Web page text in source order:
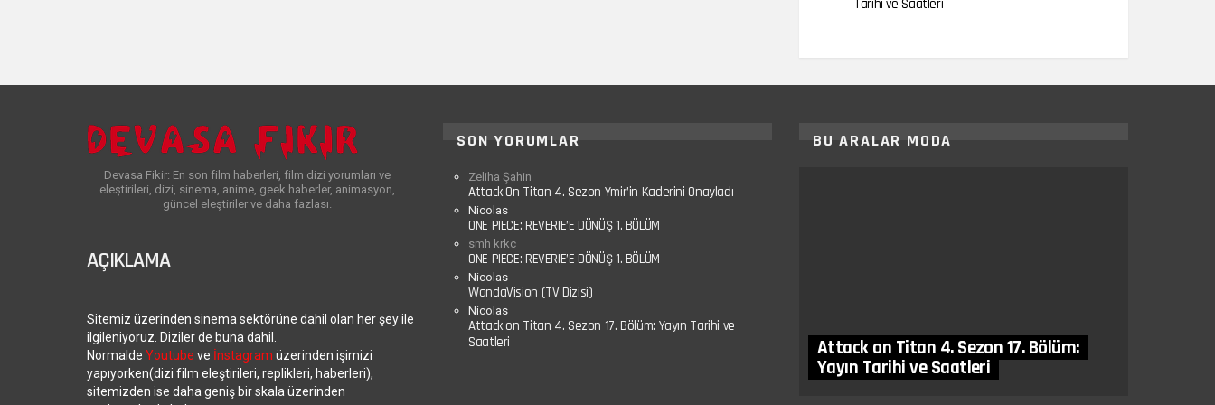
Tarihi ve Saatleri
Devasa Fikir: En son film haberleri, film dizi yorumları ve
eleştirileri, dizi, sinema, anime, geek haberler, animasyon,
güncel eleştiriler ve daha fazlası.
AÇIKLAMA
Sitemiz üzerinden sinema sektörüne dahil olan her şey ile
ilgileniyoruz. Diziler de buna dahil.
Normalde Youtube ve İnstagram üzerinden işimizi
yapıyorken(dizi film eleştirileri, replikleri, haberleri),
sitemizden ise daha geniş bir skala üzerinden
SON YORUMLAR
Zeliha Şahin
Attack On Titan 4. Sezon Ymir’in Kaderini Onayladı
Nicolas
ONE PIECE: REVERIE’E DÖNÜŞ 1. BÖLÜM
smh krkc
ONE PIECE: REVERIE’E DÖNÜŞ 1. BÖLÜM
Nicolas
WandaVision (TV Dizisi)
Nicolas
Attack on Titan 4. Sezon 17. Bölüm: Yayın Tarihi ve
Saatleri
BU ARALAR MODA
Attack on Titan 4. Sezon 17. Bölüm:
Yayın Tarihi ve Saatleri